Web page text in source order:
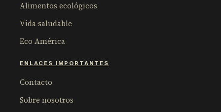
Alimentos ecológicos
Vida saludable
Eco América
ENLACES IMPORTANTES
Contacto
Sobre nosotros